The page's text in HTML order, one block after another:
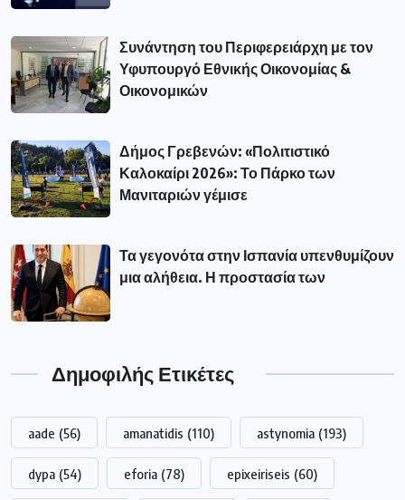
Συνάντηση του Περιφερειάρχη με τον
Υφυπουργό Εθνικής Οικονομίας &
Οικονομικών
Δήμος Γρεβενών: «Πολιτιστικό
Καλοκαίρι 2026»: Το Πάρκο των
Μανιταριών γέμισε
Τα γεγονότα στην Ισπανία υπενθυμίζουν
μια αλήθεια. Η προστασία των
Δημοφιλής Ετικέτες
aade (56) amanatidis (110) astynomia (193)
dypa (54) eforia (78) epixeiriseis (60)